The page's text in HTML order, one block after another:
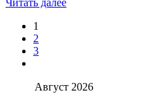
1
2
3
Август 2026